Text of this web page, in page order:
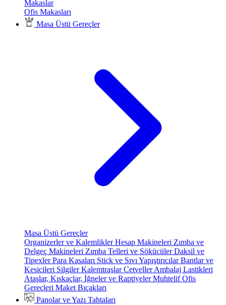
Makaslar
Ofis Makasları
Masa Üstü Gereçler
Masa Üstü Gereçler
Organizerler ve KalemliklerHesap Makineleri Zımba ve
Delgeç Makineleri Zımba Telleri ve SökücülerDaksil ve
TipexlerPara Kasaları Stick ve Sıvı YapıştırıcılarBantlar ve
Kesicileri SilgilerKalemtraşlarCetvellerAmbalaj Lastikleri
Ataşlar, Kıskaçlar, İğneler ve RaptiyelerMuhtelif Ofis
Gereçleri Maket Bıçakları
Panolar ve Yazı Tahtaları